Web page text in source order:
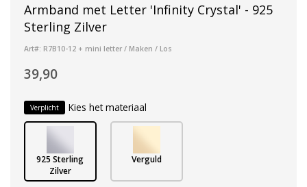
Armband met Letter 'Infinity Crystal' - 925
Sterling Zilver
Art#: R7B10-12 + mini letter / Maken / Los
39,90
Verplicht Kies het materiaal
925 Sterling
Zilver
Verguld